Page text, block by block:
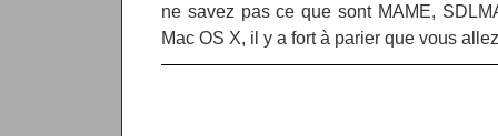
ne savez pas ce que sont MAME,
Mac OS X, il y a fort à parier que vous